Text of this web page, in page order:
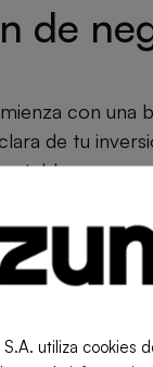
de
con una
de tu
plan de
la
S.A. utiliza